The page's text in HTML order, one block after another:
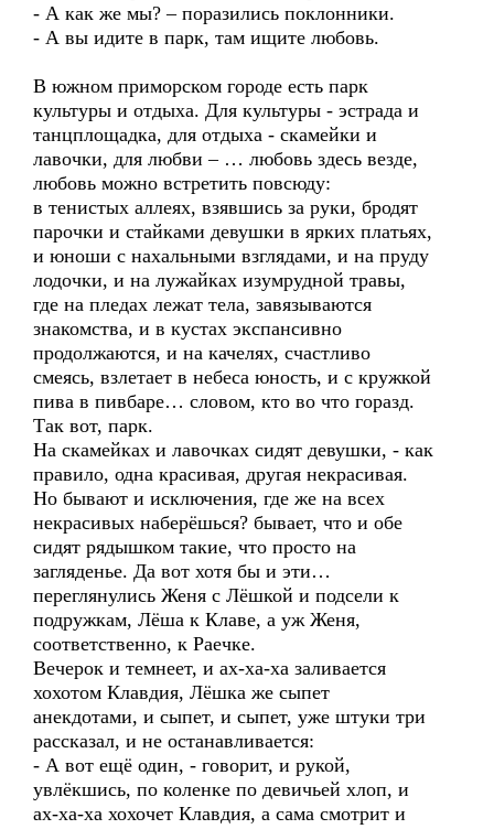
- А как же мы? – поразились поклонники.
- А вы идите в парк, там ищите любовь.
В южном приморском городе есть парк
культуры и отдыха. Для культуры - эстрада и
танцплощадка, для отдыха - скамейки и
лавочки, для любви – … любовь здесь везде,
любовь можно встретить повсюду:
в тенистых аллеях, взявшись за руки, бродят
парочки и стайками девушки в ярких платьях,
и юноши с нахальными взглядами, и на пруду
лодочки, и на лужайках изумрудной травы,
где на пледах лежат тела, завязываются
знакомства, и в кустах экспансивно
продолжаются, и на качелях, счастливо
смеясь, взлетает в небеса юность, и с кружкой
пива в пивбаре… словом, кто во что горазд.
Так вот, парк.
На скамейках и лавочках сидят девушки, - как
правило, одна красивая, другая некрасивая.
Но бывают и исключения, где же на всех
некрасивых наберёшься? бывает, что и обе
сидят рядышком такие, что просто на
загляденье. Да вот хотя бы и эти…
переглянулись Женя с Лёшкой и подсели к
подружкам, Лёша к Клаве, а уж Женя,
соответственно, к Раечке.
Вечерок и темнеет, и ах-ха-ха заливается
хохотом Клавдия, Лёшка же сыпет
анекдотами, и сыпет, и сыпет, уже штуки три
рассказал, и не останавливается:
- А вот ещё один, - говорит, и рукой,
увлёкшись, по коленке по девичьей хлоп, и
ах-ха-ха хохочет Клавдия, а сама смотрит и